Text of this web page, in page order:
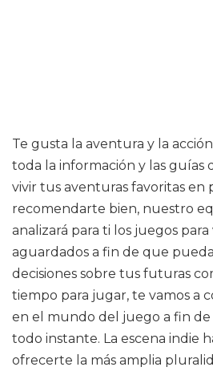
Te gusta la aventura y la
toda la información y las guías
vivir tus aventuras favoritas en
recomendarte bien, nuestro
analizará para ti los juegos
aguardados a fin de que
decisiones sobre tus futuras
tiempo para jugar, te vamos a
en el mundo del juego a fin de
todo instante. La escena indie
ofrecerte la más amplia